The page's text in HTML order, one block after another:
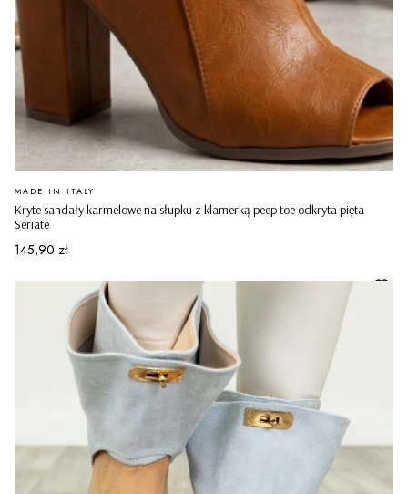
Kryte sandały karmelowe na słupku z klamerką peep toe odkryta pięta
Seriate
PRODUCENT
MADE IN ITALY
Cena
145,90 zł